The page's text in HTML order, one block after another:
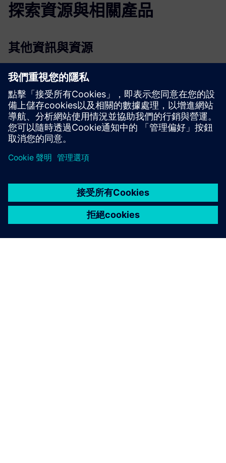
探索資源與相關產品
其他資訊與資源
Exergenics 獲得 2024 年「年度最佳創新者」稱號
Exergenics 榮獲 ARBS 2024 年數位與軟體卓越獎
雲端空調最佳化-智慧能源管理的未來
數位雙胞胎在 HVAC 最佳化中的力量
機器學習在能源效率和降低成本中的作用